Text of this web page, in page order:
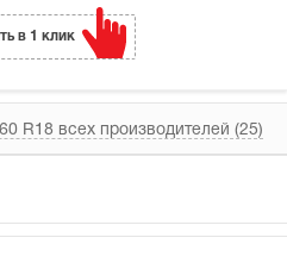
в 1 клик
R18 всех производителей (25)